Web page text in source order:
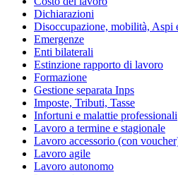
Dichiarazioni
Disoccupazione, mobilità, Aspi
Emergenze
Enti bilaterali
Estinzione rapporto di lavoro
Formazione
Gestione separata Inps
Imposte, Tributi, Tasse
Infortuni e malattie professionali
Lavoro a termine e stagionale
Lavoro accessorio (con
Lavoro agile
Lavoro autonomo